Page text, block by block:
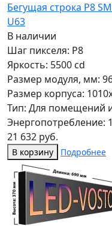
Бегущая строка Р8
U63
В наличии
Шаг пикселя: P8
Яркость: 5500 cd
Размер модуля, мм:
Размер корпуса:
Тип: Для помещений
Энергопотребление:
21 632 руб.
В корзину Подробнее